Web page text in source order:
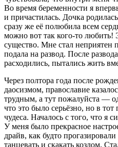
Во время беременности я
и причастилась. Дочка
сразу же её полюбила всем
можно вот так кого-то любить!
существо. Мне стал
подала на развод. После
расходились, пытались жить
Через полтора года после
даосизмом, православие
трудным, а тут пожалуйста —
что это было серьёзно, но в
чудеса. Началось с того, что я
У меня было прекрасное
драйв, как будто
танцевать и скакать козлом.